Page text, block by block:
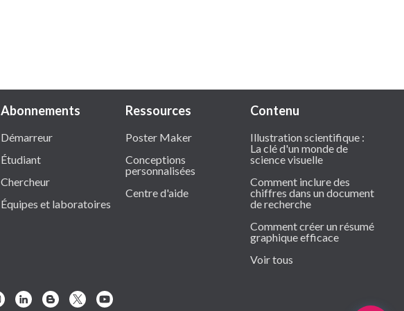
Abonnements
Démarreur
Étudiant
Chercheur
Équipes et laboratoires
Ressources
Poster Maker
Conceptions
personnalisées
Centre d'aide
Contenu
Illustration scientifique :
La clé d'un monde de
science visuelle
Comment inclure des
chiffres dans un document
de recherche
Comment créer un résumé
graphique efficace
Voir tous